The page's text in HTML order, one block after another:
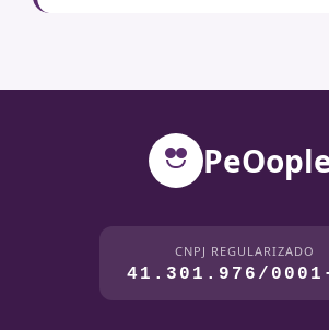
CNPJ REGULARIZADO
41.301.976/